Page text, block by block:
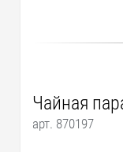
Чайная
арт. 870197